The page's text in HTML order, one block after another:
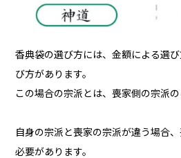
香典袋の選び方には、金額による選
び方があります。
この場合の宗派とは、喪家側の宗派の
自身の宗派と喪家の宗派が違う場合
必要があります。